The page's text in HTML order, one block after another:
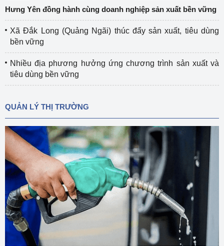
Hưng Yên đồng hành cùng doanh nghiệp sản xuất bền vững
Xã Đắk Long (Quảng Ngãi) thúc đẩy sản xuất, tiêu dùng
bền vững
Nhiều địa phương hưởng ứng chương trình sản xuất và
tiêu dùng bền vững
QUẢN LÝ THỊ TRƯỜNG